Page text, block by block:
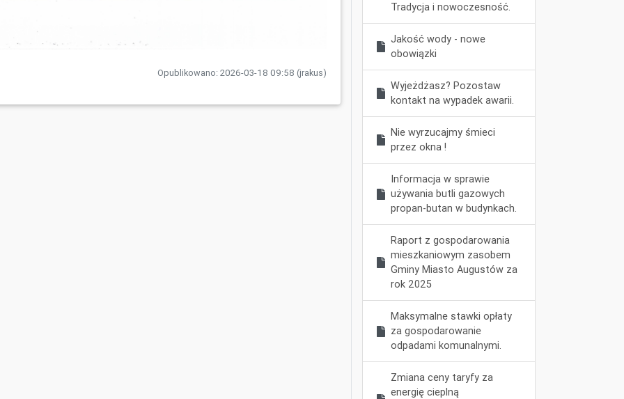
Opublikowano: 2026-03-18 09:58 (jrakus)
Tradycja i nowoczesność.
Jakość wody - nowe
obowiązki
Wyjeżdżasz? Pozostaw
kontakt na wypadek awarii.
Nie wyrzucajmy śmieci
przez okna !
Informacja w sprawie
używania butli gazowych
propan-butan w budynkach.
Raport z gospodarowania
mieszkaniowym zasobem
Gminy Miasto Augustów za
rok 2025
Maksymalne stawki opłaty
za gospodarowanie
odpadami komunalnymi.
Zmiana ceny taryfy za
energię cieplną